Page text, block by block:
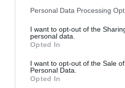
Personal Data Processing
I want to opt-out of the
personal data.
Opted In
I want to opt-out of the Sale
Personal Data.
Opted In
στο οποίο εσύ μιλούσες» ,
Εξήγησε ότι μέρος της
προέρχεται από τον τρόπο
έχουν αντιμετωπίσει τα
παρελθόν.